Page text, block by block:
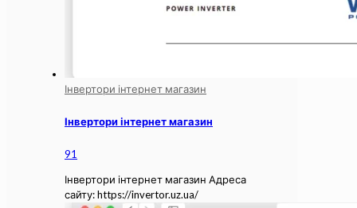
Інвертори інтернет магазин
Інвертори інтернет магазин
91
Інвертори інтернет магазин Адреса
сайту: https://invertor.uz.ua/